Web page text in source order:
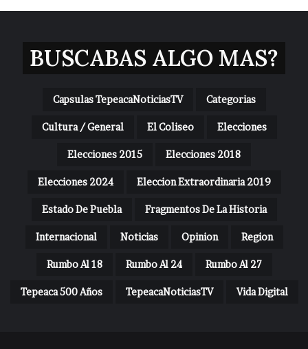
BUSCABAS ALGO MAS?
Capsulas TepeacaNoticiasTV Categorias
Cultura / General El Coliseo Elecciones
Elecciones 2015 Elecciones 2018
Elecciones 2024 Eleccion Extraordinaria 2019
Estado De Puebla Fragmentos De La Historia
Internacional Noticias Opinion Region
Rumbo Al 18 Rumbo Al 24 Rumbo Al 27
Tepeaca 500 Años TepeacaNoticiasTV Vida Digital